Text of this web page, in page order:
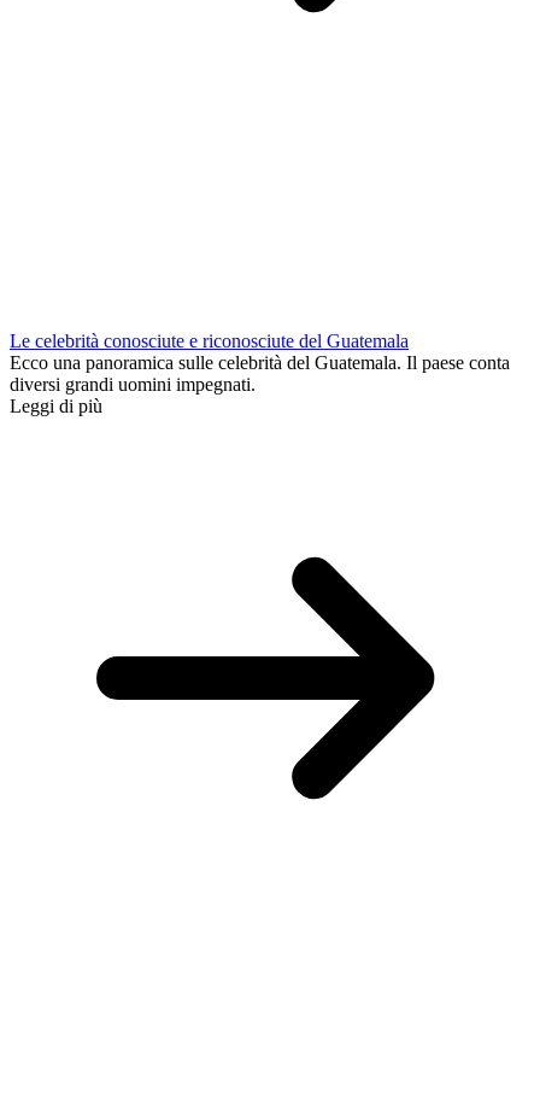
Le celebrità conosciute e riconosciute del Guatemala
Ecco una panoramica sulle celebrità del Guatemala. Il paese conta
diversi grandi uomini impegnati.
Leggi di più